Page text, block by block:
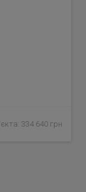
334 640 грн